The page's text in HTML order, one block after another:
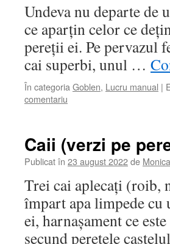
Undeva nu departe de
ce aparțin celor ce
pereții ei. Pe pervazul
cai superbi, unul …
În categoria Goblen, Lucru manual |
comentariu
Caii (verzi pe
Publicat în 23 august 2022de Monica
Trei cai aplecați (roib,
împart apa limpede cu
ei, harnașament ce
secund peretele